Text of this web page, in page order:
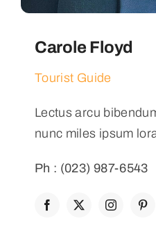
Carole Floyd
Tourist Guide
Lectus arcu
nunc miles ipsum
Ph : (023) 987-6543